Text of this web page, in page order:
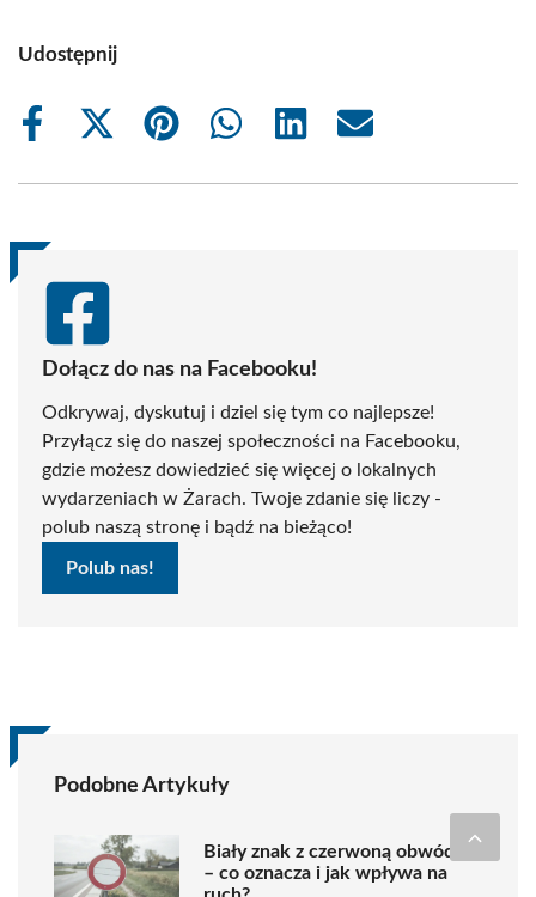
Udostępnij
Share
Share
(Twitter)
Share
Share
Share
Share
Dołącz do nas na Facebooku!
Odkrywaj, dyskutuj i dziel się tym co najlepsze!
Przyłącz się do naszej społeczności na Facebooku,
gdzie możesz dowiedzieć się więcej o lokalnych
wydarzeniach w Żarach. Twoje zdanie się liczy -
polub naszą stronę i bądź na bieżąco!
Polub nas!
Podobne Artykuły
Biały znak z czerwoną obwódką
– co oznacza i jak wpływa na